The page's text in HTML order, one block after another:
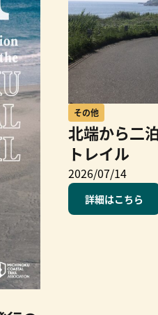
その他
北端から二
トレイル
2026/07/14
詳細はこちら